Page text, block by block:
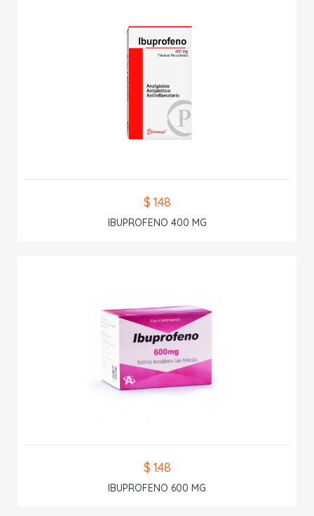
$ 1.48
IBUPROFENO 400 MG
$ 1.48
IBUPROFENO 600 MG